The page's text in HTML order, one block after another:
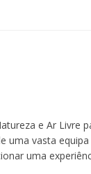
local
CONDIÇÕES
CASO DE
e Ar Livre
uma vasta
uma